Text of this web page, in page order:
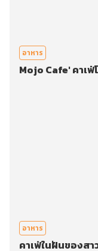
อาหาร
Mojo Cafe' คาเ
อาหาร
คาเฟ่ในฝันของสา